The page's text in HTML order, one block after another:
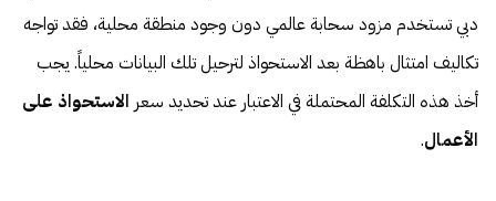
دبي تستخدم مزود سحابة عالمي دون وجود منطقة محلية، فقد تواجه
تكاليف امتثال باهظة بعد الاستحواذ لترحيل تلك البيانات محلياً. يجب
أخذ هذه التكلفة المحتملة في الاعتبار عند تحديد سعر الاستحواذ على
الأعمال.